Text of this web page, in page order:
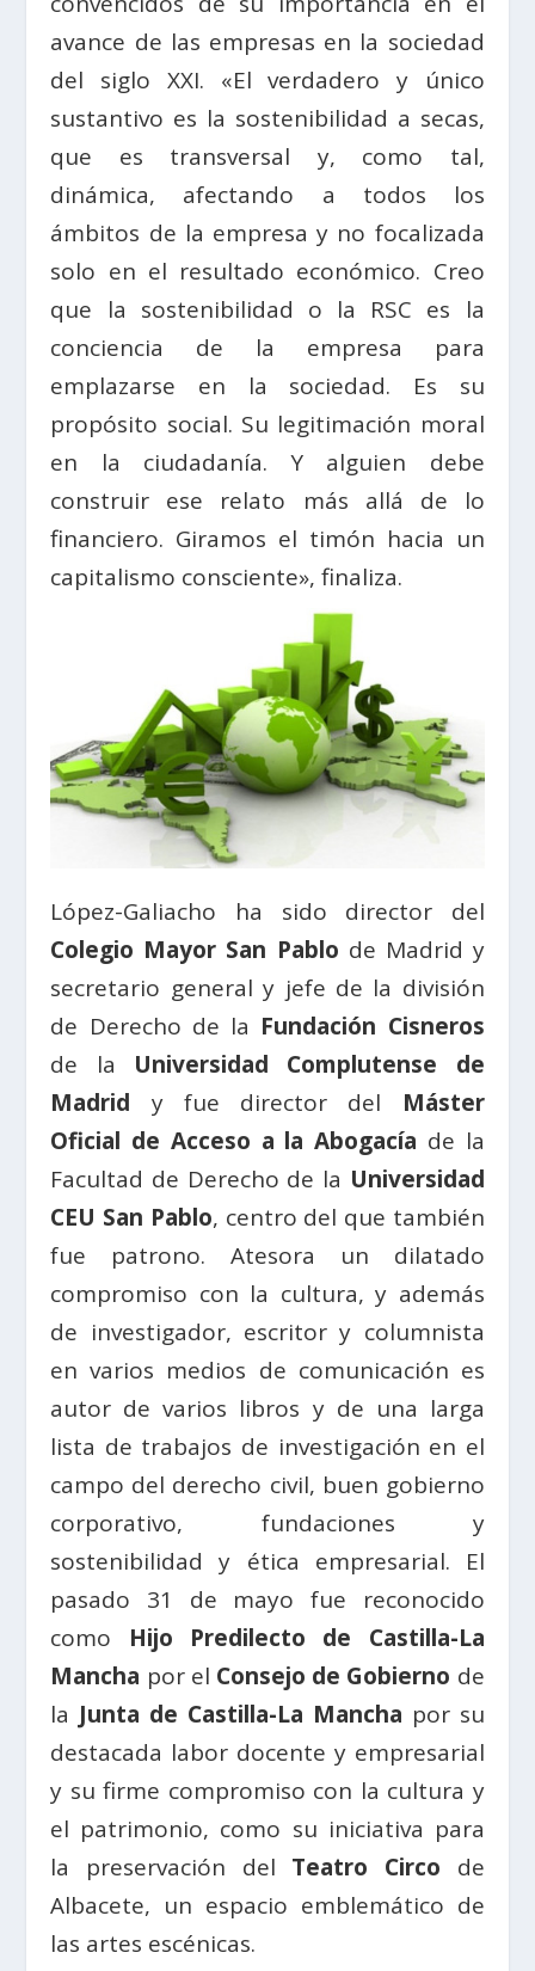
avance de las empresas en la sociedad
del siglo XXI. «El verdadero y único
sustantivo es la sostenibilidad a secas,
que es transversal y, como tal,
dinámica, afectando a todos los
ámbitos de la empresa y no focalizada
solo en el resultado económico. Creo
que la sostenibilidad o la RSC es la
conciencia de la empresa para
emplazarse en la sociedad. Es su
propósito social. Su legitimación moral
en la ciudadanía. Y alguien debe
construir ese relato más allá de lo
financiero. Giramos el timón hacia un
capitalismo consciente», finaliza.
López-Galiacho ha sido director del
Colegio Mayor San Pablo de Madrid y
secretario general y jefe de la división
de Derecho de la Fundación Cisneros
de la Universidad Complutense de
Madrid y fue director del Máster
Oficial de Acceso a la Abogacía de la
Facultad de Derecho de la Universidad
CEU San Pablo, centro del que también
fue patrono. Atesora un dilatado
compromiso con la cultura, y además
de investigador, escritor y columnista
en varios medios de comunicación es
autor de varios libros y de una larga
lista de trabajos de investigación en el
campo del derecho civil, buen gobierno
corporativo, fundaciones y
sostenibilidad y ética empresarial. El
pasado 31 de mayo fue reconocido
como Hijo Predilecto de Castilla-La
Mancha por el Consejo de Gobierno de
la Junta de Castilla-La Mancha por su
destacada labor docente y empresarial
y su firme compromiso con la cultura y
el patrimonio, como su iniciativa para
la preservación del Teatro Circo de
Albacete, un espacio emblemático de
las artes escénicas.